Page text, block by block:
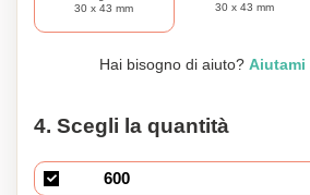
30 x 43 mm
30 x 43 mm
Hai bisogno di aiuto? Aiutami
4. Scegli la quantità